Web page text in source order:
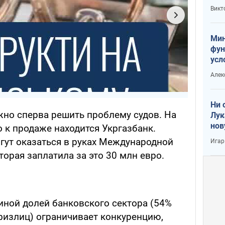
сперва решить проблему судов. На
продаже находится Укргазбанк.
оказаться в руках Международной
заплатила за это 30 млн евро.
долей банковского сектора (54%
ограничивает конкуренцию,
Ни